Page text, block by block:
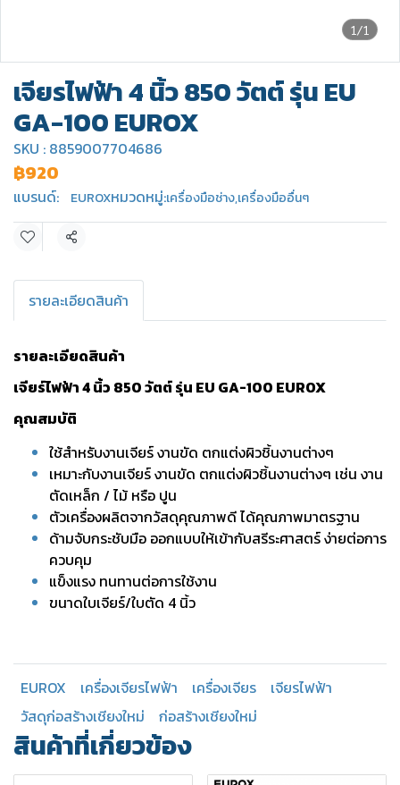
1/1
เจียรไฟฟ้า 4 นิ้ว 850 วัตต์ รุ่น EU
GA-100 EUROX
SKU : 8859007704686
฿920
แบรนด์: EUROXหมวดหมู่:เครื่องมือช่าง,เครื่องมืออื่นๆ
แชร์
รายละเอียดสินค้า
รายละเอียดสินค้า
เจียร์ไฟฟ้า 4 นิ้ว 850 วัตต์ รุ่น EU GA-100 EUROX
คุณสมบัติ
ใช้สำหรับงานเจียร์ งานขัด ตกแต่งผิวชิ้นงานต่างๆ
เหมาะกับงานเจียร์ งานขัด ตกแต่งผิวชิ้นงานต่างๆ เช่น งาน
ตัดเหล็ก / ไม้ หรือ ปูน
ตัวเครื่องผลิตจากวัสดุคุณภาพดี ได้คุณภาพมาตรฐาน
ด้ามจับกระชับมือ ออกแบบให้เข้ากับสรีระศาสตร์ ง่ายต่อการ
ควบคุม
แข็งแรง ทนทานต่อการใช้งาน
ขนาดใบเจียร์/ใบตัด 4 นิ้ว
EUROX เครื่องเจียรไฟฟ้า เครื่องเจียร
เจียรไฟฟ้า
วัสดุก่อสร้างเชียงใหม่
ก่อสร้างเชียงใหม่
สินค้าที่เกี่ยวข้อง